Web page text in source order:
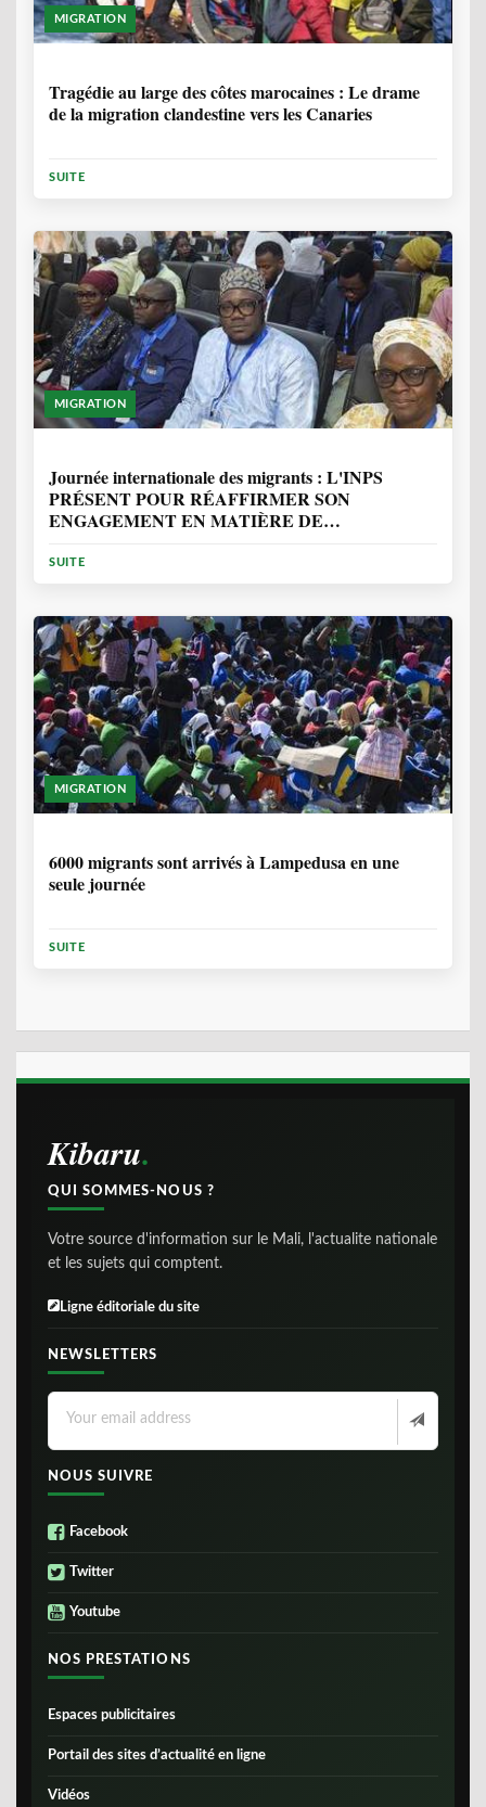
MIGRATION
Tragédie au large des côtes marocaines : Le drame
de la migration clandestine vers les Canaries
SUITE
MIGRATION
Journée internationale des migrants : L'INPS
PRÉSENT POUR RÉAFFIRMER SON
ENGAGEMENT EN MATIÈRE DE
SUITE
MIGRATION
6000 migrants sont arrivés à Lampedusa en une
seule journée
SUITE
Kibaru
QUI SOMMES-NOUS ?
Votre source d'information sur le Mali, l'actualite nationale
et les sujets qui comptent.
Ligne éditoriale du site
NEWSLETTERS
NOUS SUIVRE
Facebook
Twitter
Youtube
NOS PRESTATIONS
Espaces publicitaires
Portail des sites d’actualité en ligne
Vidéos